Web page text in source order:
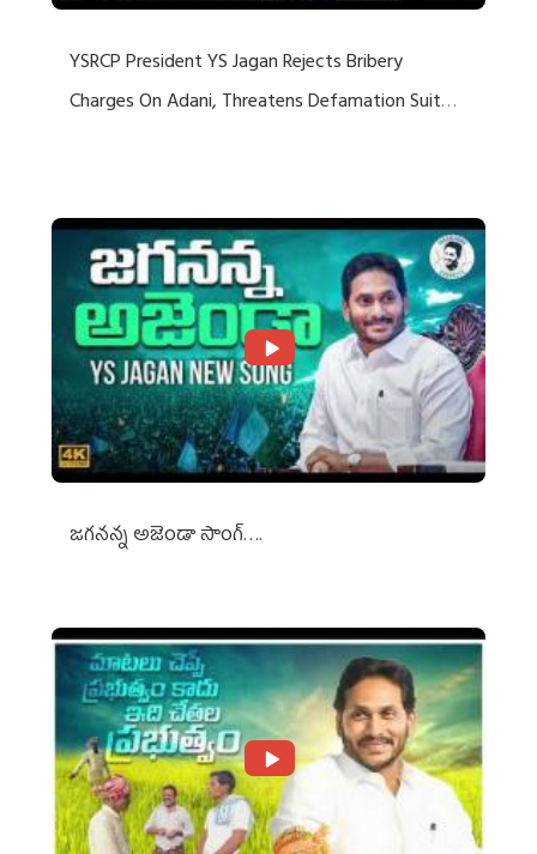
YSRCP President YS Jagan Rejects Bribery
Charges On Adani, Threatens Defamation Suit
జగనన్న అజెండా సాంగ్….